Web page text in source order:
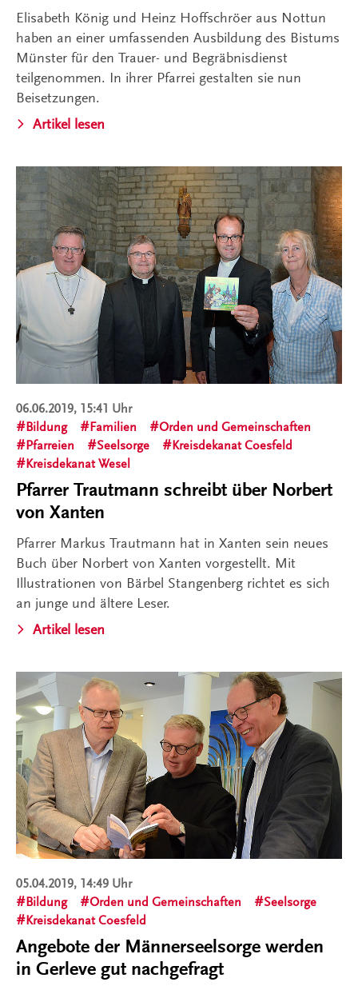
Elisabeth König und Heinz Hoffschröer aus Nottun
haben an einer umfassenden Ausbildung des Bistums
Münster für den Trauer- und Begräbnisdienst
teilgenommen. In ihrer Pfarrei gestalten sie nun
Beisetzungen.
Artikel lesen
06.06.2019, 15:41 Uhr
Bildung
Familien
Orden und Gemeinschaften
Pfarreien
Seelsorge
Kreisdekanat Coesfeld
Kreisdekanat Wesel
Pfarrer Trautmann schreibt über Norbert
von Xanten
Pfarrer Markus Trautmann hat in Xanten sein neues
Buch über Norbert von Xanten vorgestellt. Mit
Illustrationen von Bärbel Stangenberg richtet es sich
an junge und ältere Leser.
Artikel lesen
05.04.2019, 14:49 Uhr
Bildung
Orden und Gemeinschaften
Seelsorge
Kreisdekanat Coesfeld
Angebote der Männerseelsorge werden
in Gerleve gut nachgefragt